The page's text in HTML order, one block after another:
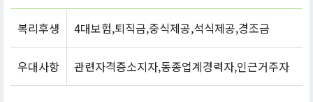
복리후생 4대보험,퇴직금,중식제공,석식제공,경조금
우대사항 관련자격증소지자,동종업계경력자,인근거주자